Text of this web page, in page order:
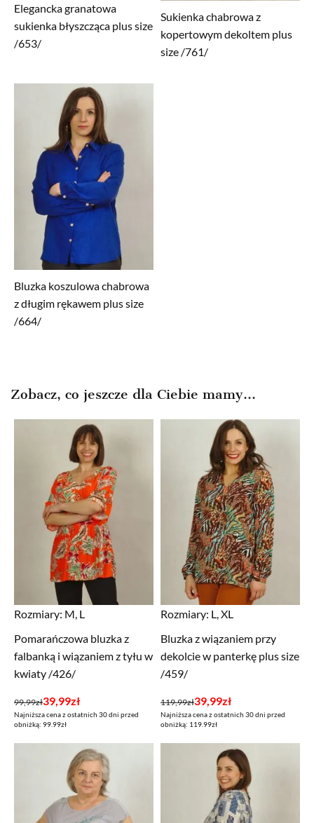
Elegancka granatowa
sukienka błyszcząca plus size
/653/
Sukienka chabrowa z
kopertowym dekoltem plus
size /761/
Bluzka koszulowa chabrowa
z długim rękawem plus size
/664/
Zobacz, co jeszcze dla Ciebie mamy...
Rozmiary: M, L
Pomarańczowa bluzka z
falbanką i wiązaniem z tyłu w
kwiaty /426/
99,99zł
Pierwotna
cena
39,99zł
Aktualna
cena
Najniższa cena z ostatnich 30 dni przed
obniżką: 99.99zł
Rozmiary: L, XL
Bluzka z wiązaniem przy
dekolcie w panterkę plus size
/459/
119,99zł
Pierwotna
cena
39,99zł
Aktualna
cena
Najniższa cena z ostatnich 30 dni przed
obniżką: 119.99zł